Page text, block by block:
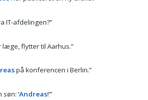
IT-afdelingen?”
læge, flytter til Aarhus.”
på konferencen i Berlin.”
‘Andreas!’”